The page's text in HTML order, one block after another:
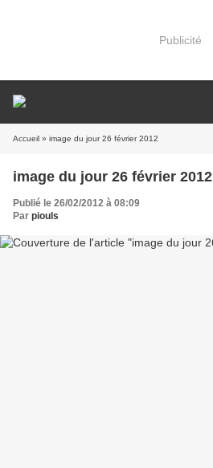
Publicité
Accueil » image du jour 26 février 2012
image du jour 26 février 2012
Publié le 26/02/2012 à 08:09
Par piouls